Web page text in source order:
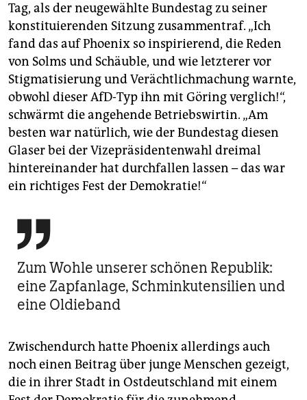
Tag, als der neugewählte Bundestag zu seiner
konstituierenden Sitzung zusammentraf. „Ich
fand das auf Phoenix so inspirierend, die Reden
von Solms und Schäuble, und wie letzterer vor
Stigmatisierung und Verächtlichmachung warnte,
obwohl dieser AfD-Typ ihn mit Göring verglich!“,
schwärmt die angehende Betriebswirtin. „Am
besten war natürlich, wie der Bundestag diesen
Glaser bei der Vizepräsidentenwahl dreimal
hintereinander hat durchfallen lassen – das war
ein richtiges Fest der Demokratie!“

Zum Wohle unserer schönen Republik:
eine Zapfanlage, Schminkutensilien und
eine Oldieband
Zwischendurch hatte Phoenix allerdings auch
noch einen Beitrag über junge Menschen gezeigt,
die in ihrer Stadt in Ostdeutschland mit einem